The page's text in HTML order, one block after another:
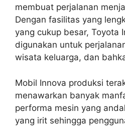
membuat perjalanan
Dengan fasilitas yang
yang cukup besar, Toyota
digunakan untuk
wisata keluarga, dan
Mobil Innova produksi
menawarkan banyak
performa mesin yang
yang irit sehingga